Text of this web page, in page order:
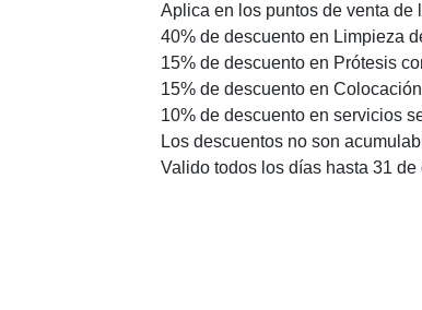
Aplica en los puntos de venta de
40% de descuento en Limpieza
15% de descuento en Prótesis
15% de descuento en
10% de descuento en servicios
Los descuentos no son
Valido todos los días hasta 31